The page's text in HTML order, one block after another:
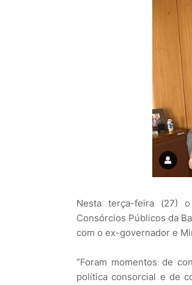
Nesta terça-feira (27)
Consórcios Públicos da
com o ex-governador e
“Foram momentos de
política consorcial e de